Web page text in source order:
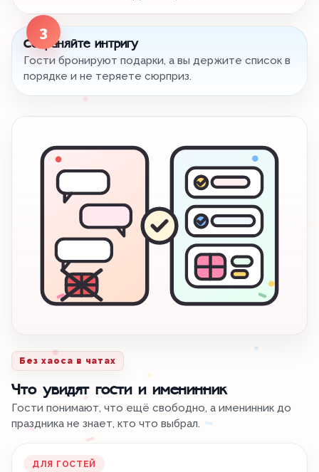
3
Сохраняйте интригу
Гости бронируют подарки, а вы держите список в
порядке и не теряете сюрприз.
Без хаоса в чатах
Что увидят гости и именинник
Гости понимают, что ещё свободно, а именинник до
праздника не знает, кто что выбрал.
ДЛЯ ГОСТЕЙ